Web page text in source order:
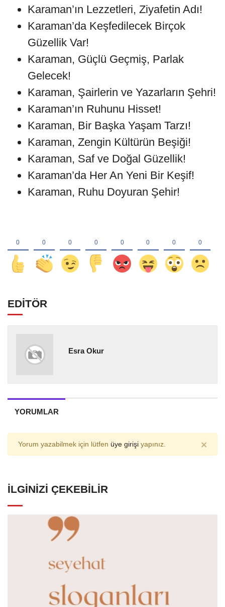
Karaman’ın Lezzetleri, Ziyafetin Adı!
Karaman’da Keşfedilecek Birçok
Güzellik Var!
Karaman, Güçlü Geçmiş, Parlak
Gelecek!
Karaman, Şairlerin ve Yazarların Şehri!
Karaman’ın Ruhunu Hisset!
Karaman, Bir Başka Yaşam Tarzı!
Karaman, Zengin Kültürün Beşiği!
Karaman, Saf ve Doğal Güzellik!
Karaman’da Her An Yeni Bir Keşif!
Karaman, Ruhu Doyuran Şehir!
EDİTÖR
Esra Okur
YORUMLAR
Yorum yazabilmek için lütfen üye girişi yapınız. ×
İLGINIZI ÇEKEBILIR